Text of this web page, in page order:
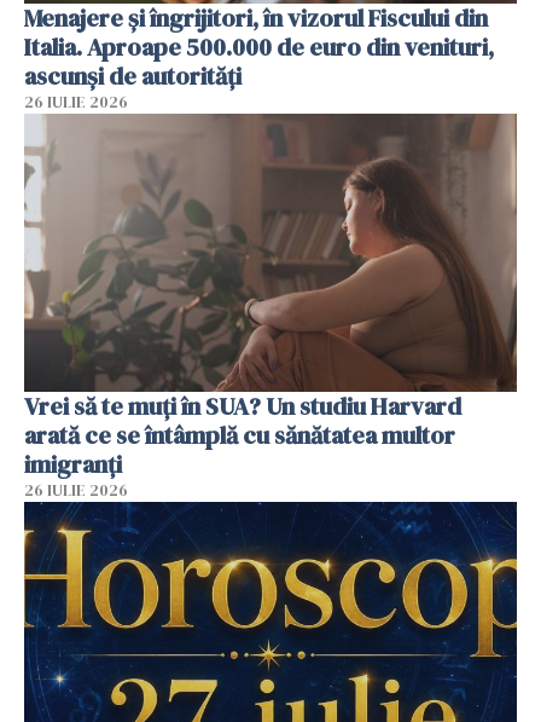
Menajere și îngrijitori, în vizorul Fiscului din
Italia. Aproape 500.000 de euro din venituri,
ascunși de autorități
26 IULIE 2026
Vrei să te muți în SUA? Un studiu Harvard
arată ce se întâmplă cu sănătatea multor
imigranți
26 IULIE 2026